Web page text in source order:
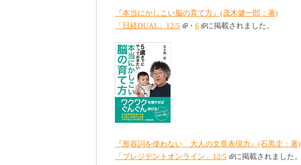
『本当にかしこい脳の育て方』(茂木健一郎：著)
「日経DUAL」12/5
・ 6 に掲載されました。
『形容詞を使わない 大人の文章表現力』(石黒圭：著)
「プレジデントオンライン」12/5
に掲載されました。